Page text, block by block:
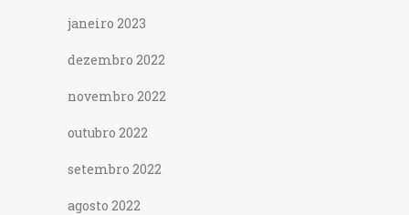
janeiro 2023
dezembro 2022
novembro 2022
outubro 2022
setembro 2022
agosto 2022